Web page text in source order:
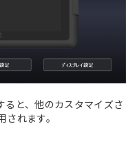
ると、他のカスタマイズさ
れます。